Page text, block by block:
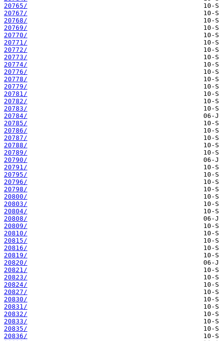
20765/
20767/
20768/
20769/
20770/
20771/
20772/
20773/
20774/
20776/
20778/
20779/
20781/
20782/
20783/
20784/
20785/
20786/
20787/
20788/
20789/
20790/
20791/
20795/
20796/
20798/
20800/
20803/
20804/
20808/
20809/
20810/
20815/
20816/
20819/
20820/
20821/
20823/
20824/
20827/
20830/
20831/
20832/
20833/
20835/
20836/